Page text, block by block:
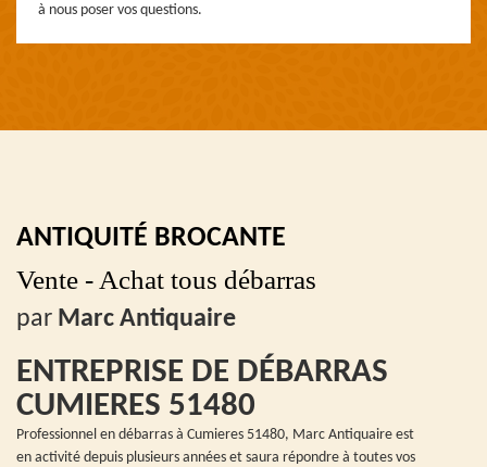
à nous poser vos questions.
ANTIQUITÉ BROCANTE
Vente - Achat tous débarras
par Marc Antiquaire
ENTREPRISE DE DÉBARRAS
CUMIERES 51480
Professionnel en débarras à Cumieres 51480, Marc Antiquaire est
en activité depuis plusieurs années et saura répondre à toutes vos